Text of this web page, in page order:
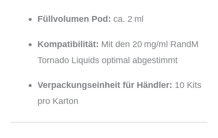
Füllvolumen Pod: ca. 2 ml
Kompatibilität: Mit den 20 mg/ml RandM
Tornado Liquids optimal abgestimmt
Verpackungseinheit für Händler: 10 Kits
pro Karton